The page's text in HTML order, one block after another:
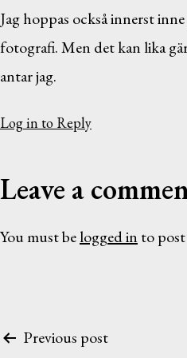
Jag hoppas också innerst
fotografi. Men det kan lika
antar jag.
Log in to Reply
Leave a
You must belogged in to
PostPrevious post